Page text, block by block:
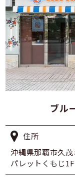
ブル
住所
沖縄県那覇市久
パレットくもじ